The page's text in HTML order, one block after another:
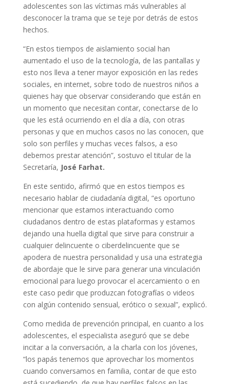
adolescentes son las víctimas más vulnerables al
desconocer la trama que se teje por detrás de estos
hechos.
“En estos tiempos de aislamiento social han
aumentado el uso de la tecnología, de las pantallas y
esto nos lleva a tener mayor exposición en las redes
sociales, en internet, sobre todo de nuestros niños a
quienes hay que observar considerando que están en
un momento que necesitan contar, conectarse de lo
que les está ocurriendo en el día a día, con otras
personas y que en muchos casos no las conocen, que
solo son perfiles y muchas veces falsos, a eso
debemos prestar atención”, sostuvo el titular de la
Secretaría, José Farhat.
En este sentido, afirmó que en estos tiempos es
necesario hablar de ciudadanía digital, “es oportuno
mencionar que estamos interactuando como
ciudadanos dentro de estas plataformas y estamos
dejando una huella digital que sirve para construir a
cualquier delincuente o ciberdelincuente que se
apodera de nuestra personalidad y usa una estrategia
de abordaje que le sirve para generar una vinculación
emocional para luego provocar el acercamiento o en
este caso pedir que produzcan fotografías o videos
con algún contenido sensual, erótico o sexual”, explicó.
Como medida de prevención principal, en cuanto a los
adolescentes, el especialista aseguró que se debe
incitar a la conversación, a la charla con los jóvenes,
“los papás tenemos que aprovechar los momentos
cuando conversamos en familia, contar de que esto